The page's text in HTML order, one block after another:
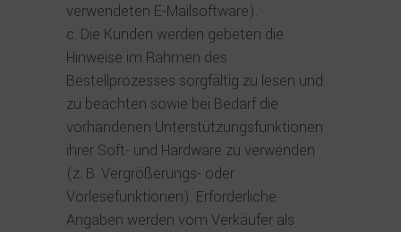
verwendeten E-Mailsoftware).
Die Kunden werden gebeten die
Hinweise im Rahmen des
Bestellprozesses sorgfältig zu lesen und
zu beachten sowie bei Bedarf die
vorhandenen Unterstützungsfunktionen
ihrer Soft- und Hardware zu verwenden
(z. B. Vergrößerungs- oder
Vorlesefunktionen). Erforderliche
Angaben werden vom Verkäufer als